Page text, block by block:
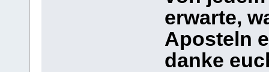
erwarte,
Aposteln
danke